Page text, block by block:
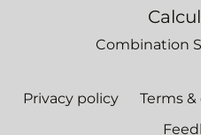
Combination
Privacy policy Terms